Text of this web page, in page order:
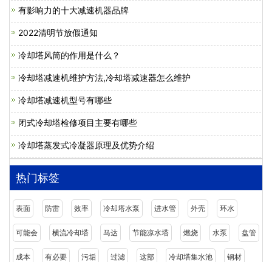
有影响力的十大减速机器品牌
2022清明节放假通知
冷却塔风筒的作用是什么？
冷却塔减速机维护方法,冷却塔减速器怎么维护
冷却塔减速机型号有哪些
闭式冷却塔检修项目主要有哪些
冷却塔蒸发式冷凝器原理及优势介绍
热门标签
表面 防雷 效率 冷却塔水泵 进水管 外壳 环水
可能会 横流冷却塔 马达 节能凉水塔 燃烧 水泵 盘管
成本 有必要 污垢 过滤 这部 冷却塔集水池 钢材